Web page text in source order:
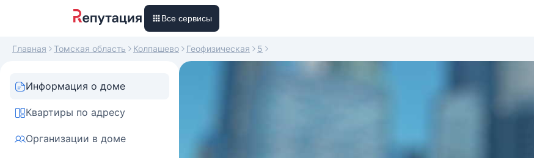
Все сервисы
Главная Томская область Колпашево Геофизическая 5
Информация о доме
Квартиры по адресу
Организации в доме